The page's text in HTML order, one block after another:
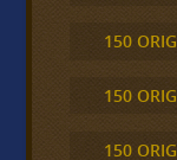
150
150
150